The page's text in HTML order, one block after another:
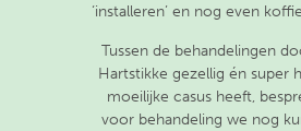
‘installeren’ en nog even
Tussen de behandelingen
Hartstikke gezellig én super
moeilijke casus heeft,
voor behandeling we nog